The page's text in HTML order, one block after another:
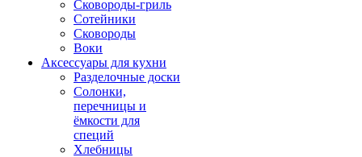
Сковороды-гриль
Сотейники
Сковороды
Воки
Аксессуары для кухни
Разделочные доски
Солонки,
перечницы и
ёмкости для
специй
Хлебницы